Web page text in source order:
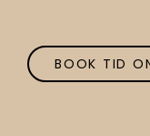
BOOK TID